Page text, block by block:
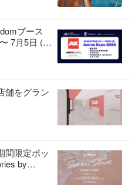
ブース
7月5日 (日)
舗をグラン
間限定ポッ
by